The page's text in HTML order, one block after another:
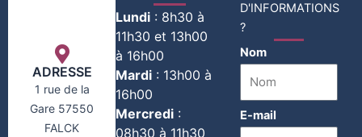
ADRESSE
1 rue de la
Gare 57550
FALCK
Lundi : 8h30 à
11h30 et 13h00
à 16h00
Mardi : 13h00 à
16h00
Mercredi :
08h30 à 11h30
D'INFORMATIONS
?
Nom
E-mail